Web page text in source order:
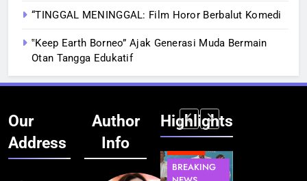
“TINGGAL MENINGGAL: Film Horor Berbalut Komedi
‟Keep Earth Borneo” Ajak Generasi Muda Bermain
Otan Tangga Edukatif
Our
Address
Author
Info
Highlights
BERITA
BERITA
BREAKING